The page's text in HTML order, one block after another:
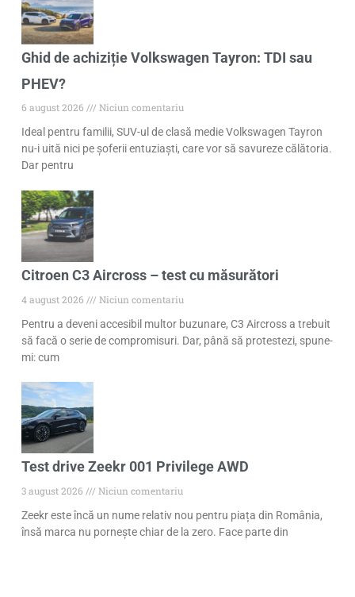
Ghid de achiziție Volkswagen Tayron: TDI sau
PHEV?
6 august 2026
Niciun comentariu
Ideal pentru familii, SUV-ul de clasă medie Volkswagen Tayron
nu-i uită nici pe șoferii entuziaști, care vor să savureze călătoria.
Dar pentru
Citroen C3 Aircross – test cu măsurători
4 august 2026
Niciun comentariu
Pentru a deveni accesibil multor buzunare, C3 Aircross a trebuit
să facă o serie de compromisuri. Dar, până să protestezi, spune-
mi: cum
Test drive Zeekr 001 Privilege AWD
3 august 2026
Niciun comentariu
Zeekr este încă un nume relativ nou pentru piața din România,
însă marca nu pornește chiar de la zero. Face parte din